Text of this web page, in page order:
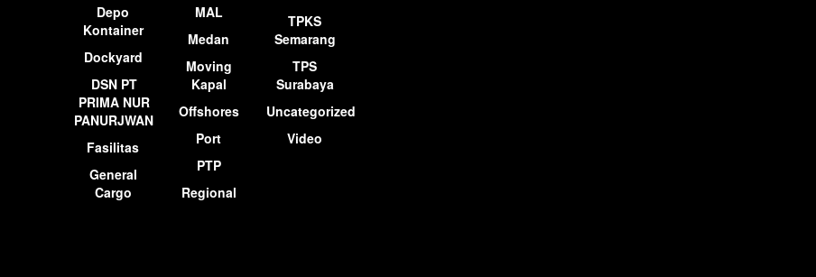
Depo
Kontainer
Dockyard
DSN PT
PRIMA NUR
PANURJWAN
Fasilitas
General
Cargo
MAL
Medan
Moving
Kapal
Offshores
Port
PTP
Regional
TPKS
Semarang
TPS
Surabaya
Uncategorized
Video